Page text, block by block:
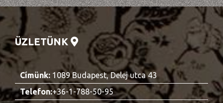
ÜZLETÜNK
Címünk: 1089 Budapest, Delej utca 43
Telefon:+36-1-788-50-95